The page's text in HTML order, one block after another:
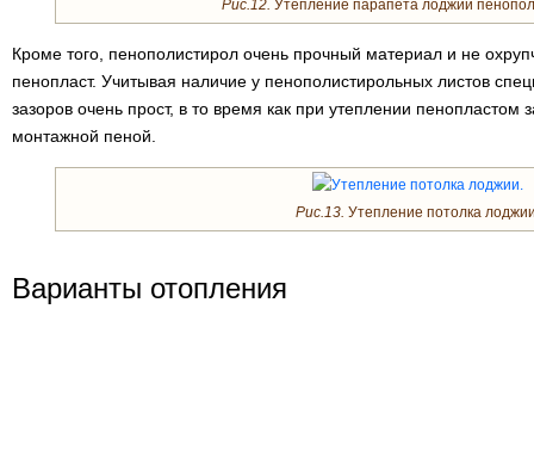
Рис.12. Утепление парапета лоджии
Кроме того, пенополистирол очень прочный материал и не
пенопласт. Учитывая наличие у пенополистирольных листов
зазоров очень прост, в то время как при утеплении пенопластом
монтажной пеной.
Рис.13. Утепление потолка
Варианты отопления